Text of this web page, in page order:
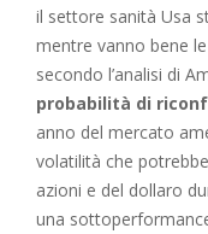
il settore sanità Usa
mentre vanno bene
secondo l’analisi di
probabilità di
anno del mercato
volatilità che
azioni e del dollaro
una